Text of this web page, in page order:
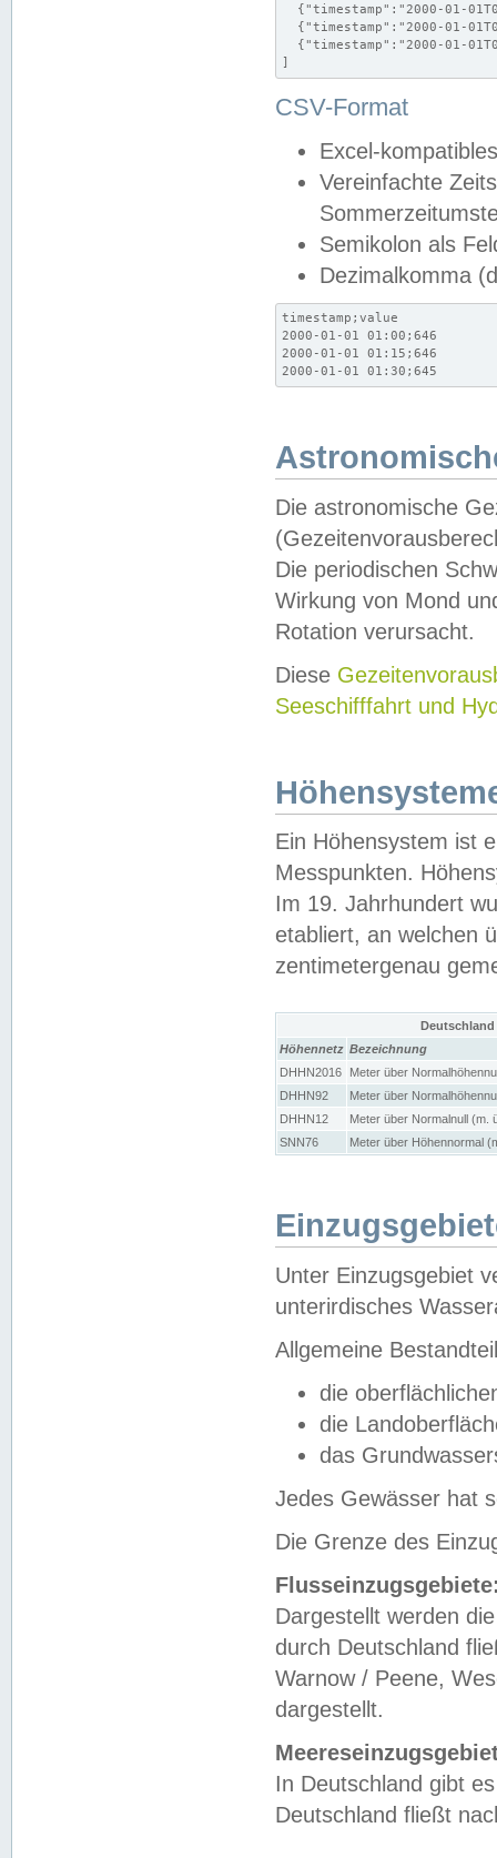
{"timestamp":"2000-01-
{"timestamp":"2000-01-
{"timestamp":"2000-01-
]
CSV-Format
Excel-
Vereinfachte
Semikolon als
Dezimalkomma
timestamp;value
2000-01-01 01:00;646
2000-01-01 01:15;646
2000-01-01 01:30;645
Die astronomische
Die periodischen
Wirkung von Mond
Rotation verursacht.
Diese
Seeschifffahrt und
Ein Höhensystem ist
Messpunkten.
Im 19. Jahrhundert
etabliert, an welchen
zentimetergenau
Höhennetz Bezeichnung
DHHN2016
Meter über
DHHN92
Meter über
DHHN12
Meter über Normalnull (m.
SNN76
Meter über Höhennormal
Unter Einzugsgebiet
unterirdisches
Allgemeine
die
die
das
Jedes Gewässer hat
Die Grenze des
Dargestellt werden
durch Deutschland
Warnow / Peene,
dargestellt.
In Deutschland gibt
Deutschland fließt